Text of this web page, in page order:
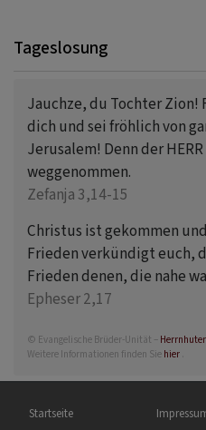
Tageslosung
Jauchze, du Tochter Zion!
dich und sei fröhlich von
Jerusalem! Denn der
weggenommen.
Zefanja 3,14-15
Christus ist gekommen
Frieden verkündigt euch,
Frieden denen, die nahe
Epheser 2,17
© Evangelische Brüder-Unität –
Weitere Informationen finden Sie hier .
Hauptnavigation
Startseite